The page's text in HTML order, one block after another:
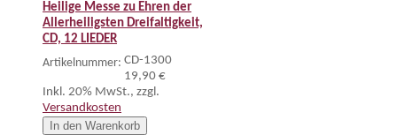
Heilige Messe zu Ehren der
Allerheiligsten Dreifaltigkeit,
CD, 12 LIEDER
Artikelnummer: CD-1300
19,90 €
Inkl. 20% MwSt., zzgl.
Versandkosten
In den Warenkorb